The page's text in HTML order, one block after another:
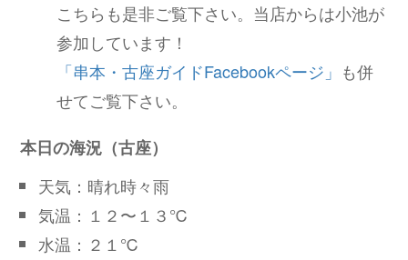
こちらも是非ご覧下さい。当店からは小池が
参加しています！
「串本・古座ガイドFacebookページ」 も併
せてご覧下さい。
本日の海況（古座）
天気：晴れ時々雨
気温：１２〜１３℃
水温：２１℃